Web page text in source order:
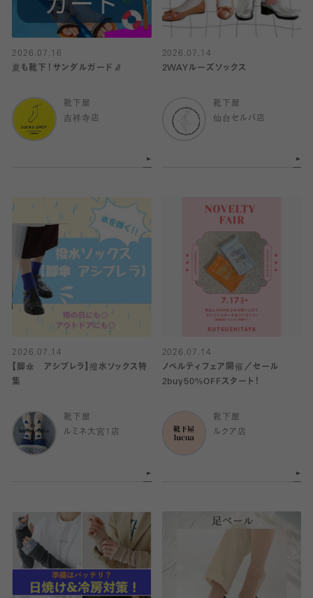
2026.07.16
夏も靴下！サンダルガード🧦
靴下屋
吉祥寺店
2026.07.14
2WAYルーズソックス
靴下屋
仙台セルバ店
2026.07.14
【脚傘 アシブレラ】撥水ソックス特
集
靴下屋
ルミネ大宮1店
2026.07.14
ノベルティフェア開催／セール
2buy50%OFFスタート！
靴下屋
ルクア店